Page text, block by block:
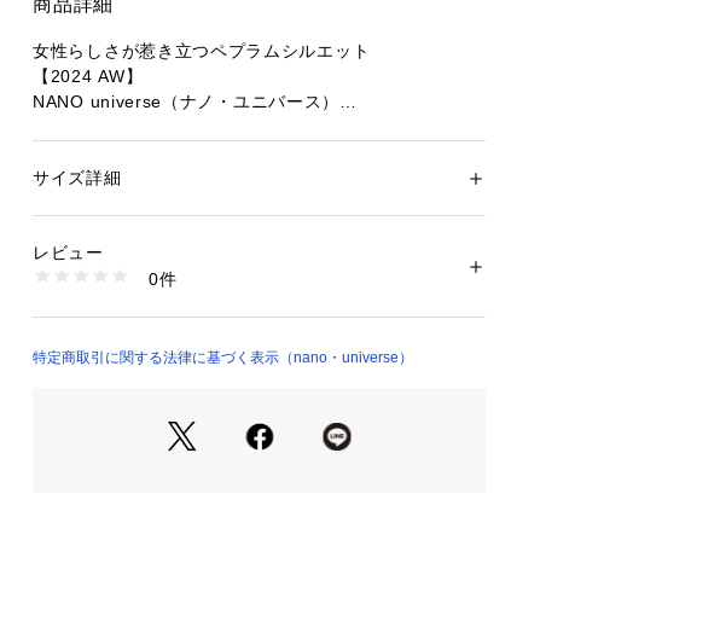
商品詳細
女性らしさが惹き立つペプラムシルエット
【2024 AW】
NANO universe（ナノ・ユニバース）
ベアビスチェをTシャツに重ねているような、トレンド
な体型の方が着やすいデザインに仕上げました。ふんわ
りとしたペプラムが女性らしく、スカートにもパンツに
―DETAIL―
・レイヤードをしている風のバイカラーデザイン
・様々な体型の方が着やすいようカットソーと布帛を重
性別：レディース
生産国：中国製
洗濯：手洗い 漂白× アイロン110℃ ドライ弱い タンブル乾燥× 吊
※詳しい洗濯方法については、商品の品質表示タグをご覧くださ
商品番号：1096600000830 （モール）
サイズ詳細
レビュー
0件
特定商取引に関する法律に基づく表示（nano・universe）